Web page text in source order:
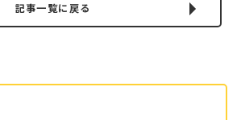
記事一覧に戻る